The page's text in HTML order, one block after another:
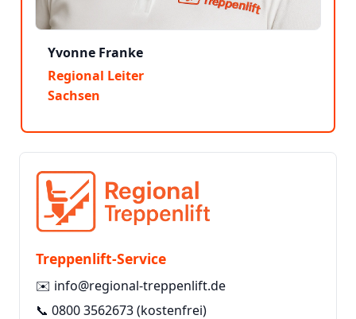
Yvonne Franke
Regional Leiter
Sachsen
Treppenlift-Service
✉️ info@regional-treppenlift.de
📞 0800 3562673(kostenfrei)